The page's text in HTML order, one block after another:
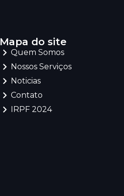
Mapa do site
Quem Somos
Nossos Serviços
Noticias
Contato
IRPF 2024